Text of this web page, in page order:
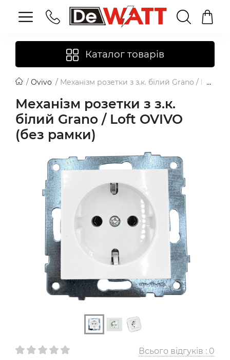
Каталог товарів
Ovivo Механізм розетки з з.к. білий Grano / Loft
Механізм розетки з з.к.
білий Grano / Loft OVIVO
(без рамки)
Всього відгуків : 0